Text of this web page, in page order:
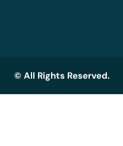
© All Rights Reserved.